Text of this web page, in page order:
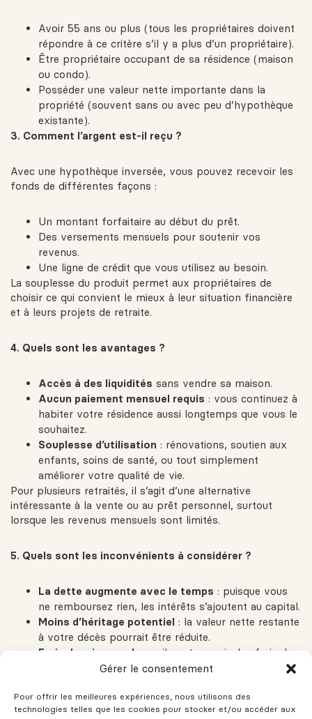
Gérer le consentement
Pour offrir les meilleures expériences, nous utilisons des
technologies telles que les cookies pour stocker et/ou accéder aux
Avoir 55 ans ou plus (tous les propriétaires doivent
répondre à ce critère s’il y a plus d’un propriétaire).
Être propriétaire occupant de sa résidence (maison
ou condo).
Posséder une valeur nette importante dans la
propriété (souvent sans ou avec peu d’hypothèque
existante).
3. Comment l’argent est-il reçu ?
Avec une hypothèque inversée, vous pouvez recevoir les
fonds de différentes façons :
Un montant forfaitaire au début du prêt.
Des versements mensuels pour soutenir vos
revenus.
Une ligne de crédit que vous utilisez au besoin.
La souplesse du produit permet aux propriétaires de
choisir ce qui convient le mieux à leur situation financière
et à leurs projets de retraite.
4. Quels sont les avantages ?
Accès à des liquidités sans vendre sa maison.
Aucun paiement mensuel requis : vous continuez à
habiter votre résidence aussi longtemps que vous le
souhaitez.
Souplesse d’utilisation : rénovations, soutien aux
enfants, soins de santé, ou tout simplement
améliorer votre qualité de vie.
Pour plusieurs retraités, il s’agit d’une alternative
intéressante à la vente ou au prêt personnel, surtout
lorsque les revenus mensuels sont limités.
5. Quels sont les inconvénients à considérer ?
La dette augmente avec le temps : puisque vous
ne remboursez rien, les intérêts s’ajoutent au capital.
Moins d’héritage potentiel : la valeur nette restante
à votre décès pourrait être réduite.
Frais de mise en place
: il peut y avoir des frais de
notaire, d’évaluation, et d’administration.
de discuter avec un conseiller financier ou un courtier
immobilier expérimenté avant de signer.